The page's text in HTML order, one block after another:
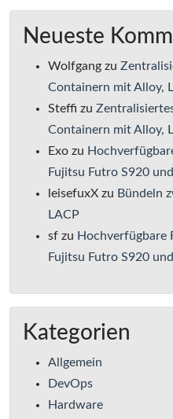
Neueste
Wolfgang zu
Containern mit Alloy,
Steffi zu
Containern mit Alloy,
Exo zu
Fujitsu Futro S920
leisefuxX zu Bündeln
LACP
sf zu Hochverfügbare
Fujitsu Futro S920
Kategorien
Allgemein
DevOps
Hardware